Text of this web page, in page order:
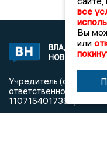
НОВОСТИ
Учредитель
ответственностью
1107154017354)
все
Вы
или